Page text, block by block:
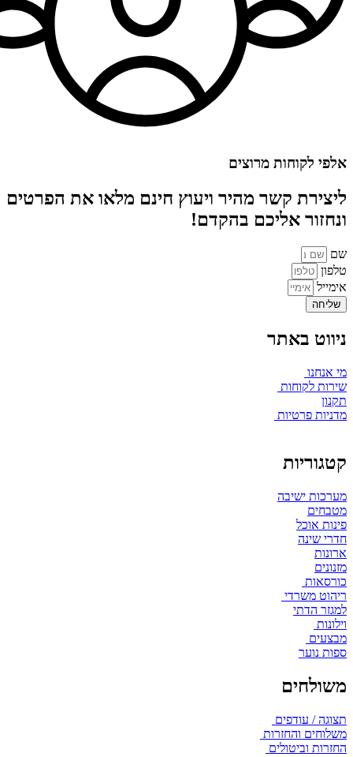
אלפי לקוחות מרוצים
ליצירת קשר מהיר ויעוץ חינם מלאו את הפרטים
ונחזור אליכם בהקדם!
שם
טלפון
אימייל
שליחה
ניווט באתר
מי אנחנו
שירות לקוחות
תקנון
מדניות פרטיות
קטגוריות
מערכות ישיבה
מטבחים
פינות אוכל
חדרי שינה
ארונות
מזנונים
כורסאות
ריהוט משרדי
למגזר הדתי
וילונות
מבצעים
ספות נוער
משולחים
תצוגה / עודפים
משלוחים והחזרות
החזרות וביטולים